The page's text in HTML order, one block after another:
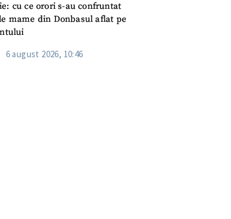
cu ce orori s-au confruntat
mame din Donbasul aflat pe
6 august 2026, 10:46